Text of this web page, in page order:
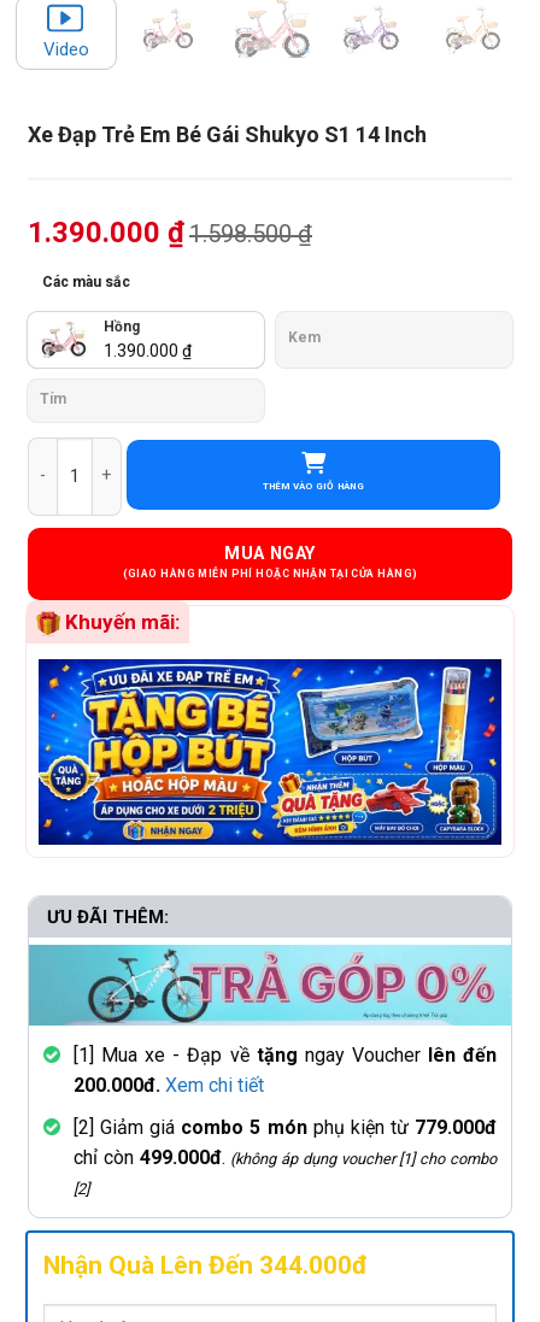
Xe Đạp Trẻ Em Bé Gái Shukyo S1 14 Inch
Video
1.390.000 ₫1.598.500₫
Các màu sắc
Hồng
1.390.000 ₫
Kem
Tím
Xe Đạp Trẻ Em Bé Gái Shukyo S1 14 Inch số lượng
THÊM VÀO GIỎ HÀNG
MUA NGAY
Khuyến mãi:
ƯU ĐÃI THÊM:
[1] Mua xe - Đạp về tặng ngay Voucher lên đến
200.000đ. Xem chi tiết
[2] Giảm giá combo 5 mónphụ kiện từ 779.000đ
chỉ còn 499.000đ. (không áp dụng voucher [1] cho combo
[2]
Nhận Quà Lên Đến 344.000đ